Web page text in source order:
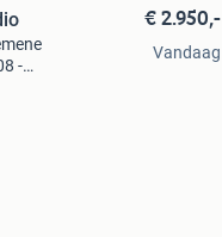
-
nm
€ 2.950,-
Vandaag